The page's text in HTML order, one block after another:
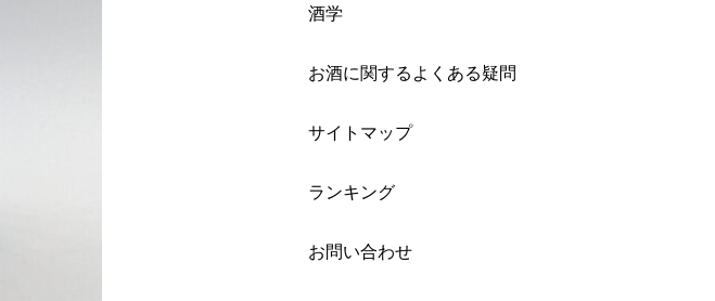
酒学
お酒に関するよくある疑問
サイトマップ
ランキング
お問い合わせ